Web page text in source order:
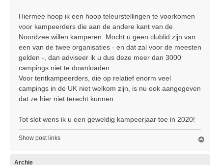
Hiermee hoop ik een hoop teleurstellingen te voorkomen
voor kampeerders die aan de andere kant van de
Noordzee willen kamperen. Mocht u geen clublid zijn van
een van de twee organisaties - en dat zal voor de meesten
gelden -, dan adviseer ik u dus deze meer dan 3000
campings niet te downloaden.
Voor tentkampeerders, die op relatief enorm veel
campings in de UK niet welkom zijn, is nu ook aangegeven
dat ze hier niet terecht kunnen.
Tot slot wens ik u een geweldig kampeerjaar toe in 2020!
Show post links
Archie